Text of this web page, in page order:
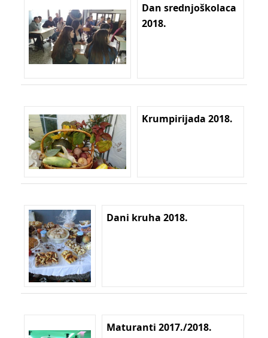
Dan srednjoškolaca
2018.
Krumpirijada 2018.
Dani kruha 2018.
Maturanti 2017./2018.